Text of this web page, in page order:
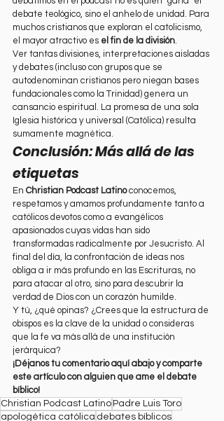
debate teológico, sino el anhelo de unidad. Para
muchos cristianos que exploran el catolicismo,
el mayor atractivo es el fin de la división.
Ver tantas divisiones, interpretaciones aisladas
y debates (incluso con grupos que se
autodenominan cristianos pero niegan bases
fundacionales como la Trinidad) genera un
cansancio espiritual. La promesa de una sola
Iglesia histórica y universal (Católica) resulta
sumamente magnética.
Conclusión: Más allá de las
etiquetas
En Christian Podcast Latino conocemos,
respetamos y amamos profundamente tanto a
católicos devotos como a evangélicos
apasionados cuyas vidas han sido
transformadas radicalmente por Jesucristo. Al
final del día, la confrontación de ideas nos
obliga a ir más profundo en las Escrituras, no
para atacar al otro, sino para descubrir la
verdad de Dios con un corazón humilde.
Y tú, ¿qué opinas? ¿Crees que la estructura de
obispos es la clave de la unidad o consideras
que la fe va más allá de una institución
jerárquica?
¡Déjanos tu comentario aquí abajo y comparte
este artículo con alguien que ame el debate
bíblico!
Christian Podcast LatinoPadre Luis Toro
apologética católica debates bíblicos